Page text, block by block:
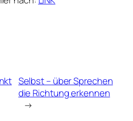
Selbst – über Sprechen
die Richtung erkennen
→